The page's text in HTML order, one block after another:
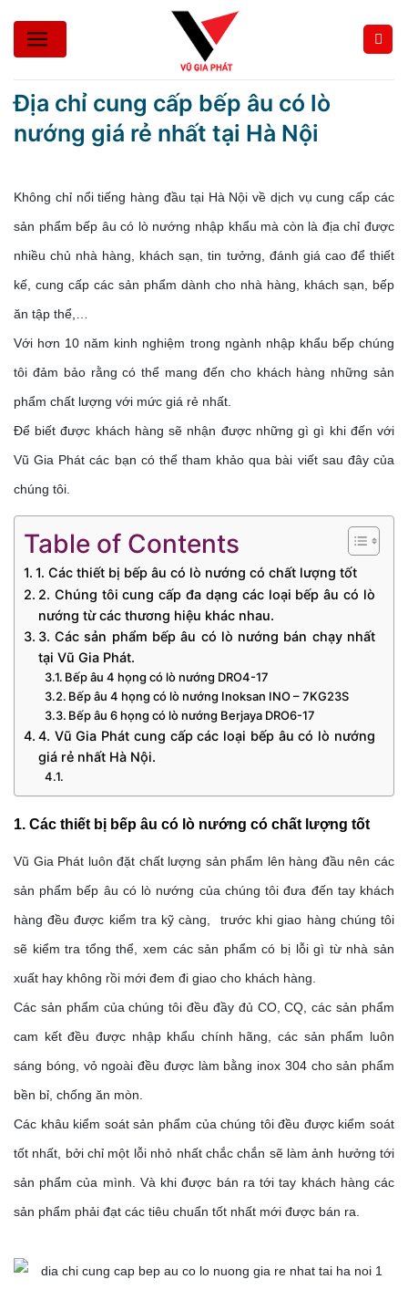
nội
Địa chỉ cung cấp bếp âu có lò
nướng giá rẻ nhất tại Hà Nội
Không chỉ nổi tiếng hàng đầu tại Hà Nội về dịch vụ cung cấp các
sản phẩm bếp âu có lò nướng nhập khẩu mà còn là địa chỉ được
nhiều chủ nhà hàng, khách sạn, tin tưởng, đánh giá cao để thiết
kế, cung cấp các sản phẩm dành cho nhà hàng, khách sạn, bếp
ăn tập thể,…
Với hơn 10 năm kinh nghiệm trong ngành nhập khẩu bếp chúng
tôi đảm bảo rằng có thể mang đến cho khách hàng những sản
phẩm chất lượng với mức giá rẻ nhất.
Để biết được khách hàng sẽ nhận được những gì gì khi đến với
Vũ Gia Phát các bạn có thể tham khảo qua bài viết sau đây của
chúng tôi.
Table of Contents
1. Các thiết bị bếp âu có lò nướng có chất lượng tốt
2. Chúng tôi cung cấp đa dạng các loại bếp âu có lò
nướng từ các thương hiệu khác nhau.
3. Các sản phẩm bếp âu có lò nướng bán chạy nhất
tại Vũ Gia Phát.
Bếp âu 4 họng có lò nướng DRO4-17
Bếp âu 4 họng có lò nướng Inoksan INO – 7KG23S
Bếp âu 6 họng có lò nướng Berjaya DRO6-17
4. Vũ Gia Phát cung cấp các loại bếp âu có lò nướng
giá rẻ nhất Hà Nội.
1. Các thiết bị bếp âu có lò nướng có chất lượng tốt
Vũ Gia Phát luôn đặt chất lượng sản phẩm lên hàng đầu nên các
sản phẩm bếp âu có lò nướng của chúng tôi đưa đến tay khách
hàng đều được kiểm tra kỹ càng,  trước khi giao hàng chúng tôi
sẽ kiểm tra tổng thể, xem các sản phẩm có bị lỗi gì từ nhà sản
xuất hay không rồi mới đem đi giao cho khách hàng.
Các sản phẩm của chúng tôi đều đầy đủ CO, CQ, các sản phẩm
cam kết đều được nhập khẩu chính hãng, các sản phẩm luôn
sáng bóng, vỏ ngoài đều được làm bằng inox 304 cho sản phẩm
bền bỉ, chống ăn mòn.
Các khâu kiểm soát sản phẩm của chúng tôi đều được kiểm soát
tốt nhất, bởi chỉ một lỗi nhỏ nhất chắc chắn sẽ làm ảnh hưởng tới
sản phẩm của mình. Và khi được bán ra tới tay khách hàng các
sản phẩm phải đạt các tiêu chuẩn tốt nhất mới được bán ra.